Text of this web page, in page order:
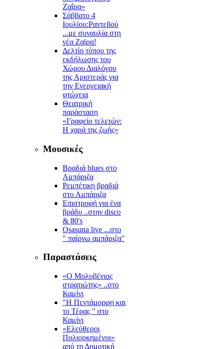
Ζαΐρα»
Σάββατο 4
Ιουλίου:Ραντεβού
...με συναυλία στη
νέα Ζαϊρα!
Δελτίο τύπου της
εκδήλωσης του
Χώρου Διαλόγου
της Αριστεράς για
την Ενεργειακή
φτώχεια
Θεατρική
παράσταση
«Γραφείο τελετών:
Η χαρά της ζωής»
Μουσικές
Βραδιά blues στο
Αμπάριζα
Ρεμπέτικη βραδιά
στο Αμπάριζα
Επιστροφή για ένα
βράδυ ..στην disco
& 80's
Osasuna live ...στο
" παίρνω αμπάριζα"
Παραστάσεις
«Ο Μολυβένιος
στρατιώτης» ..στο
Καμίνι
"Η Πεντάμορφη και
το Τέρας " στο
Καμίνι
«Ελεύθεροι
Πολιορκημένοι»
από τη Δημοτική